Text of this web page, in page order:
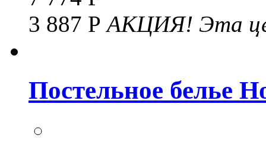
3 887 РАКЦИЯ! Эта
Постельное белье